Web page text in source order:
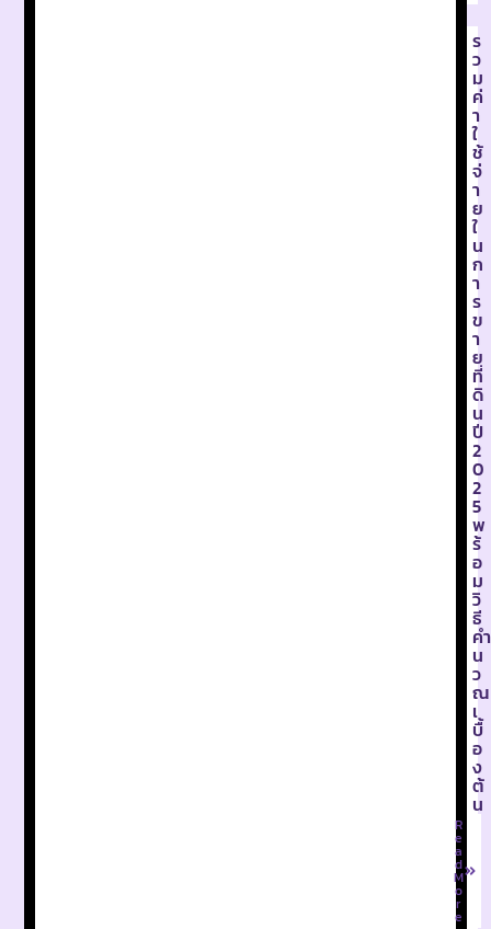
ร
ว
ม
ค่
า
ใ
ช้
จ่
า
ย
ใ
น
ก
า
ร
ข
า
ย
ที่
ดิ
น
ปี
2
0
2
5
พ
ร้
อ
ม
วิ
ธี
คำ
น
ว
ณ
เ
บื้
อ
ง
ต้
น
R
e
a
d
M
o
r
e